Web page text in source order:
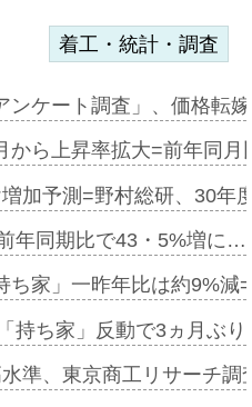
着工・統計・調査
ンケート調査」、価格転
から上昇率拡大=前年同
加予測=野村総研、30年
年同期比で43・5%増に…
ち家」一昨年比は約9%
持ち家」反動で3ヵ月ぶ
準、東京商工リサーチ